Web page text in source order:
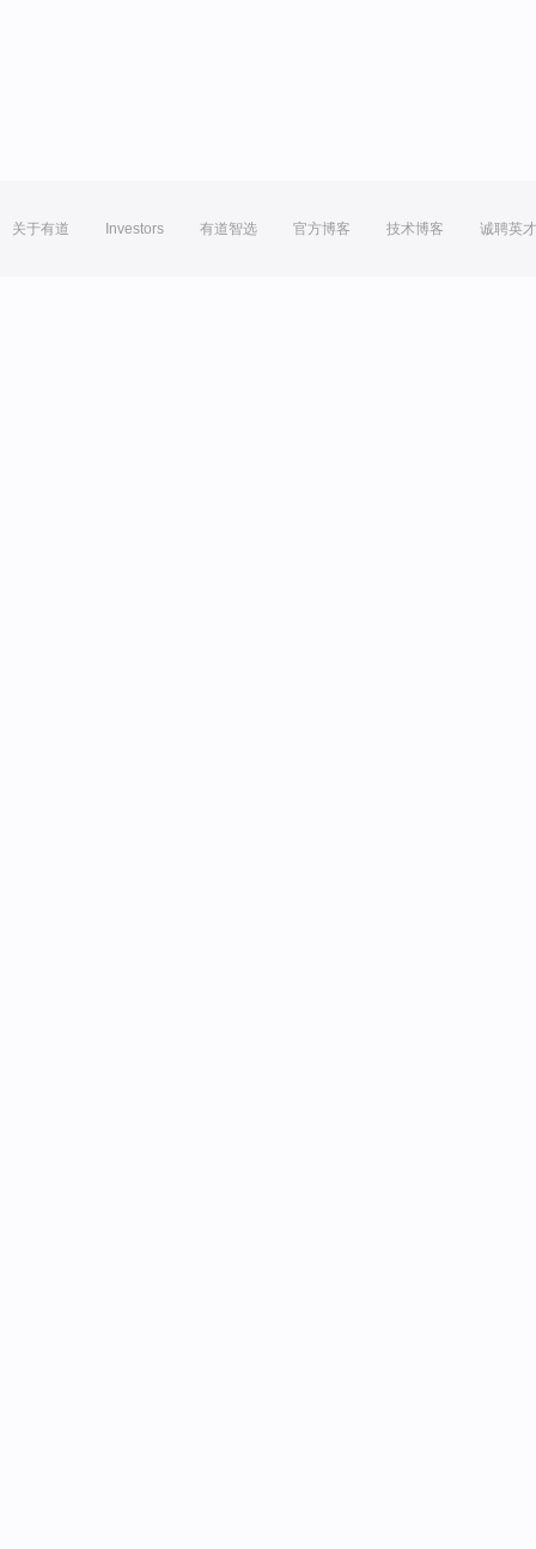
关于有道 Investors 有道智选 官方博客 技术博客 诚聘英才